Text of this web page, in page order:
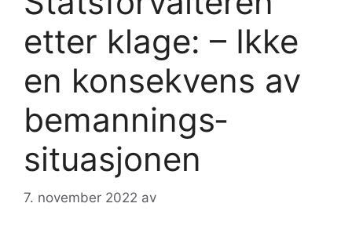
etter klage: – Ikke
en konsekvens av
bemannings­
situasjonen
7. november 2022 av